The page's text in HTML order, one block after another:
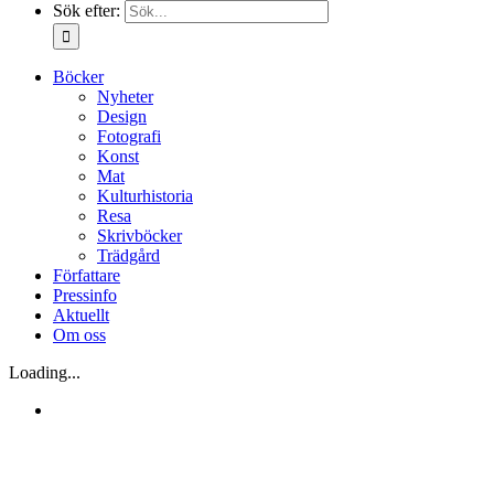
Sök efter:
Böcker
Nyheter
Design
Fotografi
Konst
Mat
Kulturhistoria
Resa
Skrivböcker
Trädgård
Författare
Pressinfo
Aktuellt
Om oss
Loading...